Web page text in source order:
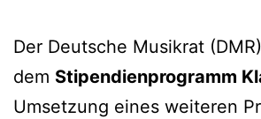
Der Deutsche Musikrat
dem Stipendienprogramm
Umsetzung eines weiteren